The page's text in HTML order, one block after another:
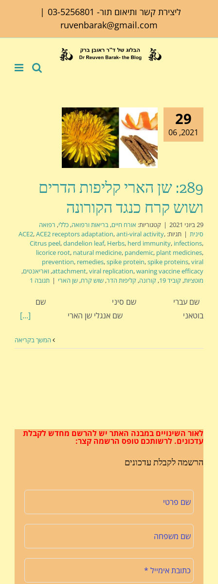
ליצירת קשר ותיאום תור- 03-5256801
|
ruvenbarak@gmail.com
29
2021, 06
289: שן הארי קליפות הדרים
ושוש קרח כנגד הקורונה
29 ביוני 2021 | קטגוריות: אורח חיים, בריאות ורפואה, כללי, רפואה
סינית | תגיות: ACE2,ACE2 receptors adaptation,anti-viral activity,
Citrus peel,dandelion leaf, Herbs, herd immunity, infections,
licorice root, natural medicine, pandemic, plant medicines,
prevention, remedies,spike protein,spike proteins,viral
attachment,viral replication,waning vaccine efficacy
, ואריאנטים,
מוטציות, קוביד 19 , קורונה, קליפות הדר, שוש קרח, שן הארי | תגובה 1
שם עברי שם סיני שם
בוטאני שם אנגלי שן הארי [...]
המשך בקריאה
לאור השינויים במבנה האתר יש להרשם מחדש לקבלת
עדכונים. לרשותכם טופס הרשמה קצר:
הרשמה לקבלת עדכונים